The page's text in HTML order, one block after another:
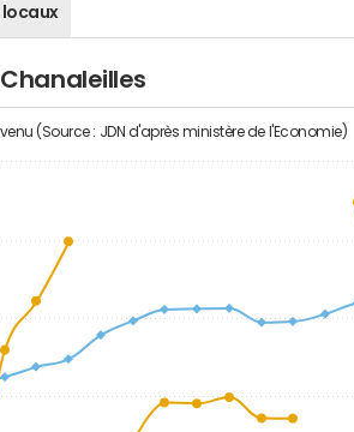
locaux
(Source : JDN d'après ministère de l'Economie)